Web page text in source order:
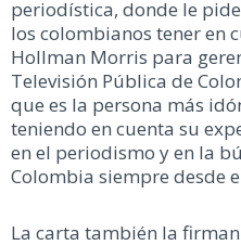
periodística, donde le
los colombianos tener en
Hollman Morris para
Televisión Pública de
que es la persona más
teniendo en cuenta su
en el periodismo y en la
Colombia siempre desde
La carta también la